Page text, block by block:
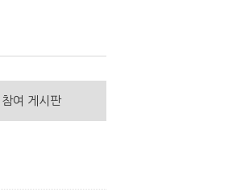
참여 게시판